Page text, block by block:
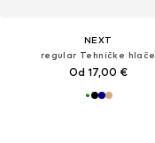
NEXT
regular Tehničke hlače
Od 17,00 €